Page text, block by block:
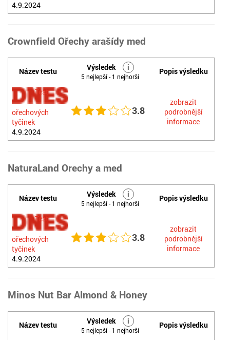
4.9.2024
Crownfield Ořechy arašídy med
Název testu Výsledek i
5 nejlepší - 1 nejhorší
Popis výsledku
Test
ořechových
tyčinek
4.9.2024
3.8
zobrazit
podrobnější
informace
NaturaLand Orechy a med
Název testu Výsledek i
5 nejlepší - 1 nejhorší
Popis výsledku
Test
ořechových
tyčinek
4.9.2024
3.8
zobrazit
podrobnější
informace
Minos Nut Bar Almond & Honey
Název testu Výsledek i
5 nejlepší - 1 nejhorší
Popis výsledku